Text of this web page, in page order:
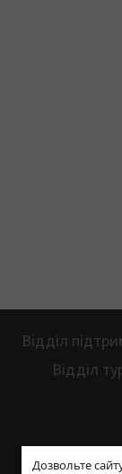
Дозвольте
Відділ
Відділ